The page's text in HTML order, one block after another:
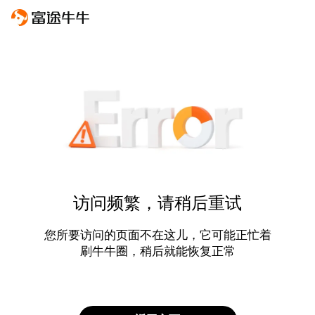
访问频繁，请稍后重试
您所要访问的页面不在这儿，它可能正忙着
刷牛牛圈，稍后就能恢复正常